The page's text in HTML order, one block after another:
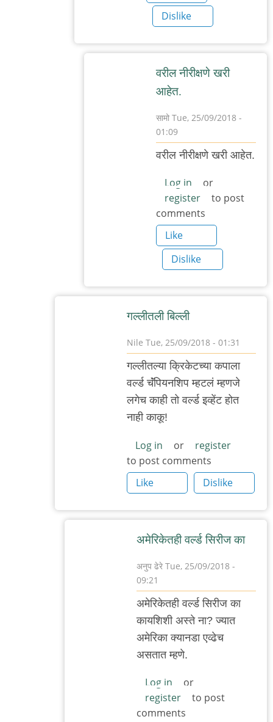
Dislike
वरील नीरीक्षणे खरी
आहेत.
सामो Tue, 25/09/2018 -
01:09
In
अमेरिकन
खाद्यसंस्कृती
by
३_१४
विक्षिप्त
अदिती
वरील नीरीक्षणे खरी आहेत.
Log in
or
register
to post
comments
Like
Dislike
गल्लीतली बिल्ली
Nile Tue, 25/09/2018 - 01:31
reply
to
निळेदादा,
by
सामो
गल्लीतल्या क्रिकेटच्या कपाला
वर्ल्ड चॅंपियनशिप म्हटलं म्हणजे
लगेच काही तो वर्ल्ड इव्हेंट होत
नाही काकू!
Log in or
register
to post comments
Like
Dislike
अमेरिकेतही वर्ल्ड सिरीज का
अनुप ढेरे Tue, 25/09/2018 -
09:21
In
reply
by
Nile
अमेरिकेतही वर्ल्ड सिरीज का
कायशिशी अस्ते ना? ज्यात
अमेरिका क्यानडा एव्ढेच
असतात म्हणे.
Log in
or
register
to post
comments